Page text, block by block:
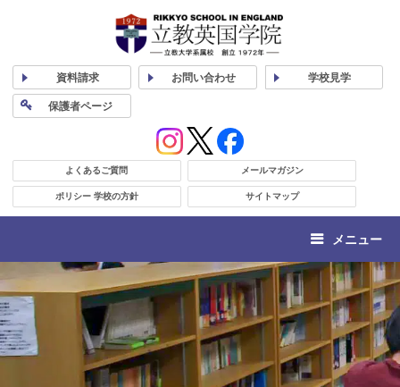
資料請求 お問い合わせ 学校見学
保護者ページ
よくあるご質問 メールマガジン
ポリシー 学校の方針 サイトマップ
メニュー